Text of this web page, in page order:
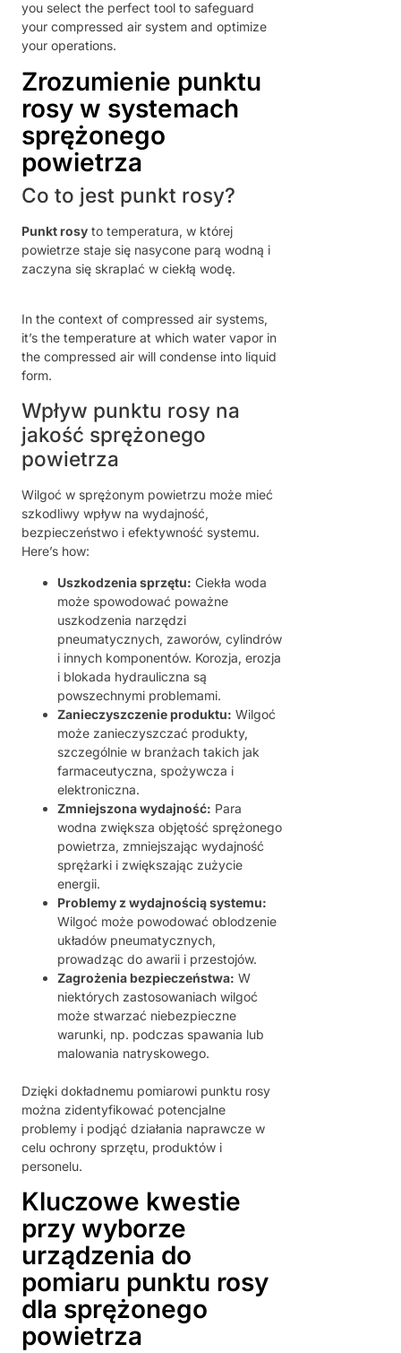
you select the perfect tool to safeguard
your compressed air system and optimize
your operations.
Zrozumienie punktu
rosy w systemach
sprężonego
powietrza
Co to jest punkt rosy?
Punkt rosy to temperatura, w której
powietrze staje się nasycone parą wodną i
zaczyna się skraplać w ciekłą wodę.
In the context of compressed air systems,
it’s the temperature at which water vapor in
the compressed air will condense into liquid
form.
Wpływ punktu rosy na
jakość sprężonego
powietrza
Wilgoć w sprężonym powietrzu może mieć
szkodliwy wpływ na wydajność,
bezpieczeństwo i efektywność systemu.
Here’s how:
Uszkodzenia sprzętu: Ciekła woda
może spowodować poważne
uszkodzenia narzędzi
pneumatycznych, zaworów, cylindrów
i innych komponentów. Korozja, erozja
i blokada hydrauliczna są
powszechnymi problemami.
Zanieczyszczenie produktu: Wilgoć
może zanieczyszczać produkty,
szczególnie w branżach takich jak
farmaceutyczna, spożywcza i
elektroniczna.
Zmniejszona wydajność: Para
wodna zwiększa objętość sprężonego
powietrza, zmniejszając wydajność
sprężarki i zwiększając zużycie
energii.
Problemy z wydajnością systemu:
Wilgoć może powodować oblodzenie
układów pneumatycznych,
prowadząc do awarii i przestojów.
Zagrożenia bezpieczeństwa: W
niektórych zastosowaniach wilgoć
może stwarzać niebezpieczne
warunki, np. podczas spawania lub
malowania natryskowego.
Dzięki dokładnemu pomiarowi punktu rosy
można zidentyfikować potencjalne
problemy i podjąć działania naprawcze w
celu ochrony sprzętu, produktów i
personelu.
Kluczowe kwestie
przy wyborze
urządzenia do
pomiaru punktu rosy
dla sprężonego
powietrza